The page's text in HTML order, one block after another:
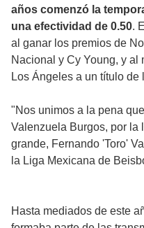
años comenzó la
una efectividad de 0.50.
al ganar los premios de
Nacional y Cy Young, y al
Los Ángeles a un título de
"Nos unimos a la pena
Valenzuela Burgos, por la
grande, Fernando 'Toro'
la Liga Mexicana de
Hasta mediados de este